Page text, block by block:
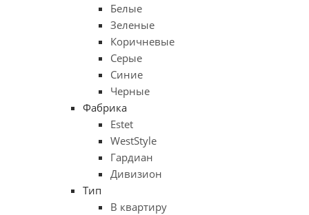
Белые
Зеленые
Коричневые
Серые
Синие
Черные
Фабрика
Estet
WestStyle
Гардиан
Дивизион
Тип
В квартиру